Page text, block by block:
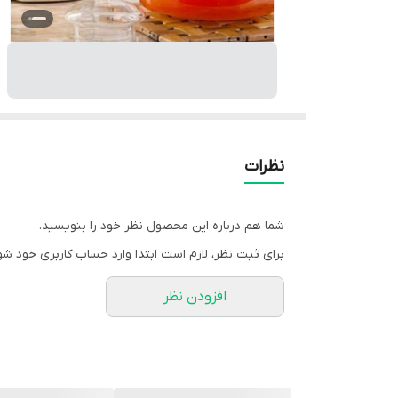
نظرات
شما هم درباره این محصول نظر خود را بنویسید.
برای ثبت نظر، لازم است ابتدا وارد حساب کاربری خود
افزودن نظر